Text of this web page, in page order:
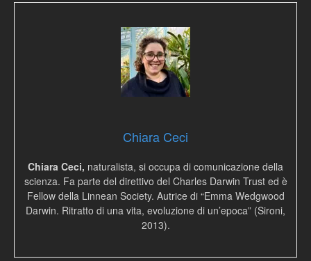
Chiara Ceci
Chiara Ceci, naturalista, si occupa di comunicazione della
scienza. Fa parte del direttivo del Charles Darwin Trust ed è
Fellow della Linnean Society. Autrice di “Emma Wedgwood
Darwin. Ritratto di una vita, evoluzione di un’epoca” (Sironi,
2013).